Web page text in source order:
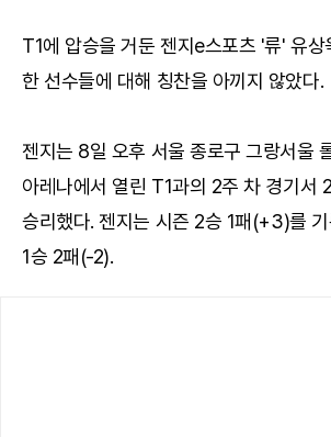
T1에 압승을 거둔 젠지e스포츠 '류' 유상
한 선수들에 대해 칭찬을 아끼지 않았다.
젠지는 8일 오후 서울 종로구 그랑서울
아레나에서 열린 T1과의 2주 차 경기서
승리했다. 젠지는 시즌 2승 1패(+3)를
1승 2패(-2).